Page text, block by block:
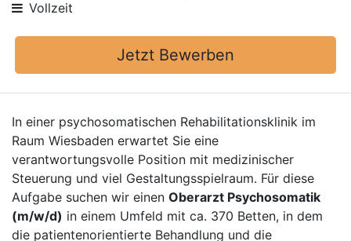
Vollzeit
Jetzt Bewerben
In einer psychosomatischen Rehabilitationsklinik im
Raum Wiesbaden erwartet Sie eine
verantwortungsvolle Position mit medizinischer
Steuerung und viel Gestaltungsspielraum. Für diese
Aufgabe suchen wir einen Oberarzt Psychosomatik
(m/w/d) in einem Umfeld mit ca. 370 Betten, in dem
die patientenorientierte Behandlung und die